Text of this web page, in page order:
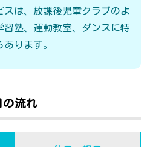
スは、放課後児童クラブのよ
習塾、運動教室、ダンスに特
ります。
の流れ